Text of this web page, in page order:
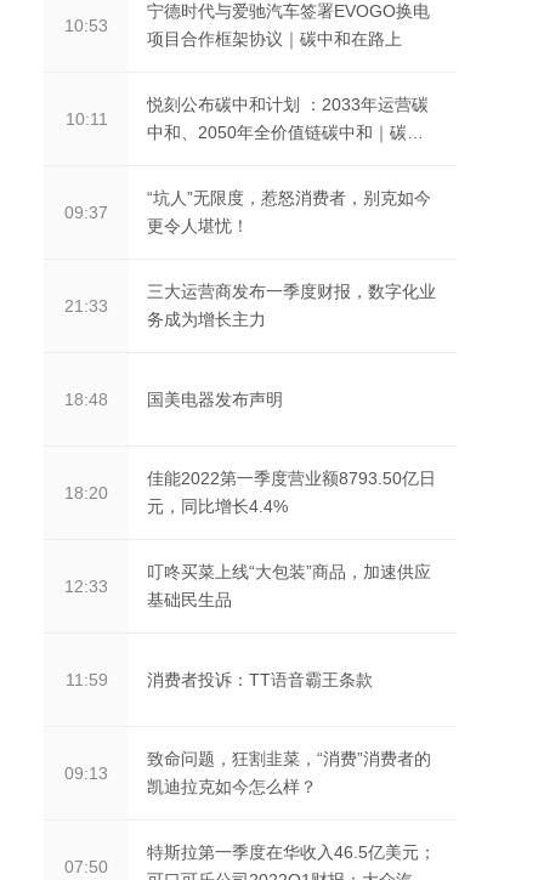
10:53
宁德时代与爱驰汽车签署EVOGO换电
项目合作框架协议｜碳中和在路上
10:11
悦刻公布碳中和计划 ：2033年运营碳
中和、2050年全价值链碳中和｜碳中
09:37
“坑人”无限度，惹怒消费者，别克如今
更令人堪忧！
21:33
三大运营商发布一季度财报，数字化业
务成为增长主力
18:48 国美电器发布声明
18:20
佳能2022第一季度营业额8793.50亿日
元，同比增长4.4%
12:33
叮咚买菜上线“大包装”商品，加速供应
基础民生品
11:59 消费者投诉：TT语音霸王条款
09:13
致命问题，狂割韭菜，“消费”消费者的
凯迪拉克如今怎么样？
07:50
特斯拉第一季度在华收入46.5亿美元；